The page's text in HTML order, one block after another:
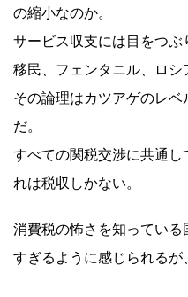
の縮小なのか。
サービス収支には目をつ
移民、フェンタニル、ロシ
その論理はカツアゲのレ
だ。
すべての関税交渉に共通
れは税収しかない。
消費税の怖さを知ってい
すぎるように感じられるが